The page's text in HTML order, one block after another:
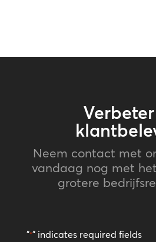
Neem contact met
vandaag nog met
grotere
"*" indicates required fields